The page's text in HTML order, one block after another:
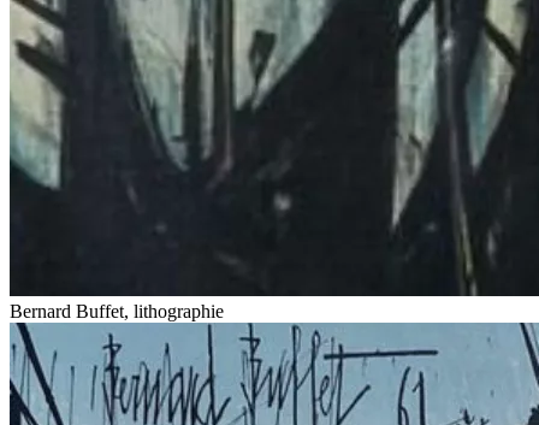
Bernard Buffet, lithographie